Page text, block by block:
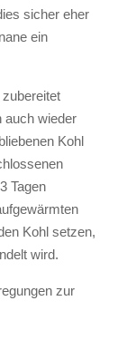
sicher eher
ein
auch wieder
Kohl
Tagen
Kohl setzen,
wird.
zur